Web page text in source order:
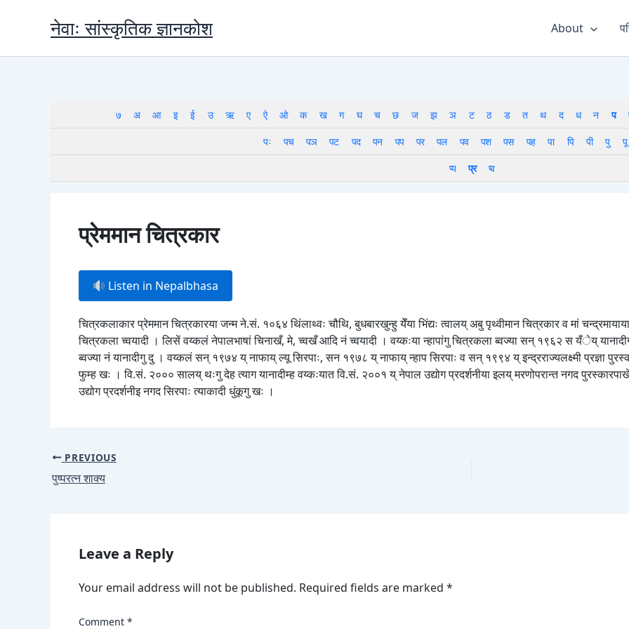
नेवाः सांस्कृतिक ज्ञानकोश About
७ अ आ इ ई उ ऋ ए ऐ ओ क ख ग घ च छ ज झ ञ ट ठ ड त थ द ध न प
पः
पच पञ पट पद पन पप पर पल पव पश पस पह पा पि पी पु पू
प्य
प्र प्व
प्रेममान चित्रकार
Listen in Nepalbhasa
चित्रकलाकार प्रेममान चित्रकारया जन्म ने.सं. १०६४ थिंलाथ्वः चौथि, बुधबारखुन्हु येँया भिंद्यः त्वालय् अबु पृथ्वीमान चित्रकार व मां
चित्रकला च्वयादी । लिसें वय्कलं नेपालभाषां चिनाखँ, मे, च्वखँ आदि नं च्वयादी । वय्कःया न्हापांगु चित्रकला ब्वज्या सन् १९६२ स यँेय्
ब्वज्या नं यानादीगु दु । वय्कलं सन् १९७४ य् नाफाय् ल्यू सिरपाः, सन १९७८ य् नाफाय् न्हाप सिरपाः व सन् १९९४ य् इन्द्रराज्यलक्ष्मी प्रज्ञा
फुम्ह खः । वि.सं. २००० सालय् थःगु देह त्याग यानादीम्ह वय्कःयात वि.सं. २००१ य् नेपाल उद्योग प्रदर्शनीया इलय् मरणोपरान्त नगद
उद्योग प्रदर्शनीइ नगद सिरपाः त्याकादी धुंकूगु खः ।
PREVIOUS
पुष्परत्न शाक्य
Leave a Reply
Your email address will not be published. Required fields are marked *
Comment *